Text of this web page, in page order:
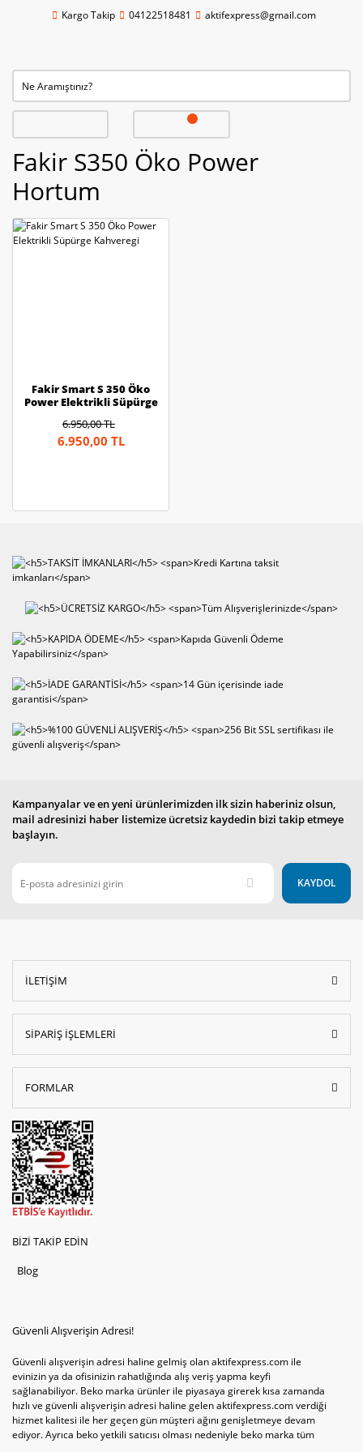
Kargo Takip 04122518481 aktifexpress@gmail.com
Fakir S350 Öko Power
Hortum
Fakir Smart S 350 Öko
Power Elektrikli Süpürge
6.950,00 TL
6.950,00 TL
Kampanyalar ve en yeni ürünlerimizden ilk sizin haberiniz olsun,
mail adresinizi haber listemize ücretsiz kaydedin bizi takip etmeye
başlayın.
KAYDOL
İLETİŞİM
SİPARİŞ İŞLEMLERİ
FORMLAR
BİZİ TAKİP EDİN
Blog
Güvenli Alışverişin Adresi!
Güvenli alışverişin adresi haline gelmiş olan aktifexpress.com ile
evinizin ya da ofisinizin rahatlığında alış veriş yapma keyfi
sağlanabiliyor. Beko marka ürünler ile piyasaya girerek kısa zamanda
hızlı ve güvenli alışverişin adresi haline gelen aktifexpress.com verdiği
hizmet kalitesi ile her geçen gün müşteri ağını genişletmeye devam
ediyor. Ayrıca beko yetkili satıcısı olması nedeniyle beko marka tüm